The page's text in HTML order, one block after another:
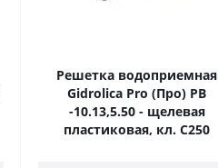
Решетка водоприемная
Gidrolica Pro (Про) РВ
-10.13,5.50 - щелевая
пластиковая, кл. С250